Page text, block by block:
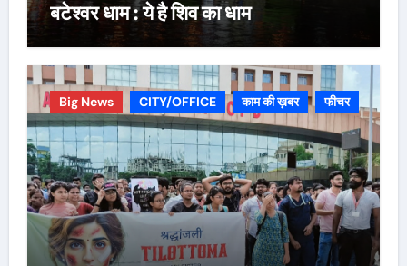
बटेश्वर धाम : ये है शिव का धाम
Big News CITY/OFFICE काम की ख़बर फीचर